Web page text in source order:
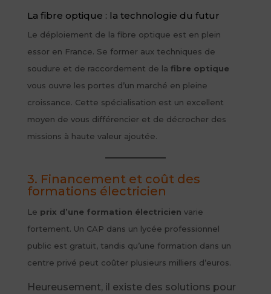
La fibre optique : la technologie du futur
Le déploiement de la fibre optique est en plein
essor en France. Se former aux techniques de
soudure et de raccordement de la fibre optique
vous ouvre les portes d’un marché en pleine
croissance. Cette spécialisation est un excellent
moyen de vous différencier et de décrocher des
missions à haute valeur ajoutée.
3. Financement et coût des
formations électricien
Le prix d’une formation électricien varie
fortement. Un CAP dans un lycée professionnel
public est gratuit, tandis qu’une formation dans un
centre privé peut coûter plusieurs milliers d’euros.
Heureusement, il existe des solutions pour